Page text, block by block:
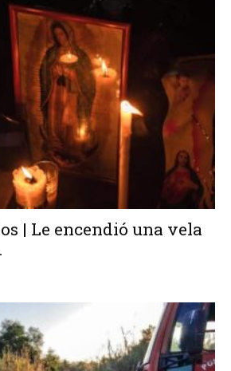
| Le encendió una vela